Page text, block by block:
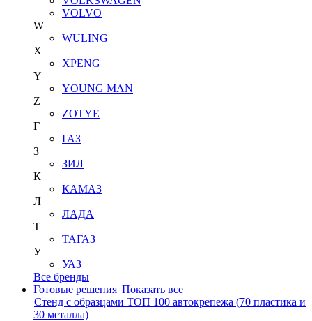
VOLVO
W
WULING
X
XPENG
Y
YOUNG MAN
Z
ZOTYE
Г
ГАЗ
З
ЗИЛ
К
КАМАЗ
Л
ЛАДА
Т
ТАГАЗ
У
УАЗ
Все бренды
Готовые решения Показать все
Стенд с образцами ТОП 100 автокрепежа (70 пластика и
30 металла)